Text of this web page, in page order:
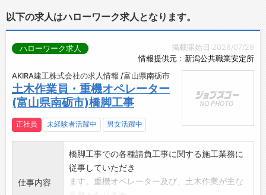
以下の求人はハローワーク求人となります。
掲載開始日:2026/07/29
情報提供元：新潟公共職業安定所
ハローワーク求人
AKIRA建工株式会社の求人情報 /富山県南砺市
土木作業員・重機オペレーター
(富山県南砺市)橋脚工事
正社員 未経験者活躍中 男女活躍中
仕事内容
橋脚工事での各種請負工事に関する施工業務に
従事していただき
ます。重機オペレーター及び、土木作業が主な